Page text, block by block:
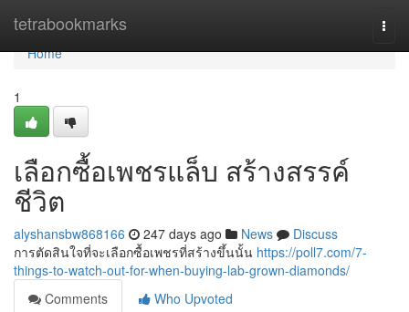
tetrabookmarks
Home
Home
1
เลือกซื้อเพชรแล็บ สร้างสรรค์
ชีวิต
alyshansbw868166 247 days ago News
Discuss
การตัดสินใจที่จะเลือกซื้อเพชรที่สร้างขึ้นนั้น https://poll7.com/7-
things-to-watch-out-for-when-buying-lab-grown-diamonds/
Comments
Who Upvoted